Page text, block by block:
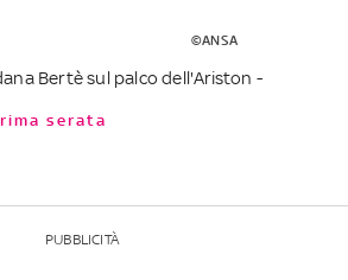
©ANSA
Bertè sul palco dell'Ariston -
serata
PUBBLICITÀ